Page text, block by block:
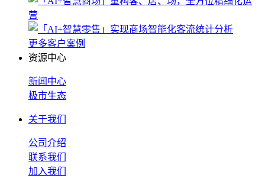
更多客户案例
资源中心
新闻中心
极市生态
关于我们
公司介绍
联系我们
加入我们